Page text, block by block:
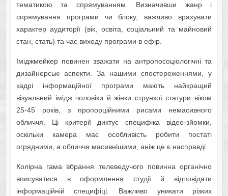
тематикою та спрямуванням. Визначивши жанр і
спрямування програми чи блоку, важливо врахувати
характер ауди­торії (вік, освіта, соціальний та майновий
стан, стать) та час виходу програми в ефір.
Іміджмейкер повинен зважати на антропосоціологічні та
дизайнерські аспекти. За нашими спостереженнями, у
кадрі інформаційної прог­рами мають найкращий
візуальний імідж чоло­віки й жінки стрункої статури віком
25-45 років, з пропорційними рисами немасивного
обличчя. Ці критерії диктує специфіка відео-зйомки,
оскільки камера має особливість роби­ти постаті
огрядними, а обличчя масивнішими, аніж це є насправді.
Колірна гама вбрання телеведучого повинна органічно
вписуватися в оформлення студії й відповідати
інформаційній специфіці. Важливо уникати різких